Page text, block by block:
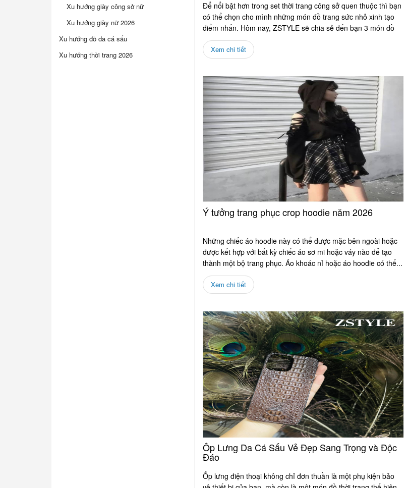
Xu hướng giày công sở nữ
Xu hướng giày nữ 2026
Xu hướng đồ da cá sấu
Xu hướng thời trang 2026
Để nổi bật hơn trong set thời trang công sở quen thuộc thì bạn
có thể chọn cho mình những món đồ trang sức nhỏ xinh tạo
điểm nhấn. Hôm nay, ZSTYLE sẽ chia sẻ đến bạn 3 món đồ
trang sức dành riêng cho...
Xem chi tiết
Ý tưởng trang phục crop hoodie năm 2026
Những chiếc áo hoodie này có thể được mặc bên ngoài hoặc
được kết hợp với bất kỳ chiếc áo sơ mi hoặc váy nào để tạo
thành một bộ trang phục. Áo khoác nỉ hoặc áo hoodie có thể...
Xem chi tiết
Ốp Lưng Da Cá Sấu Vẻ Đẹp Sang Trọng và Độc
Đáo
Ốp lưng điện thoại không chỉ đơn thuần là một phụ kiện bảo